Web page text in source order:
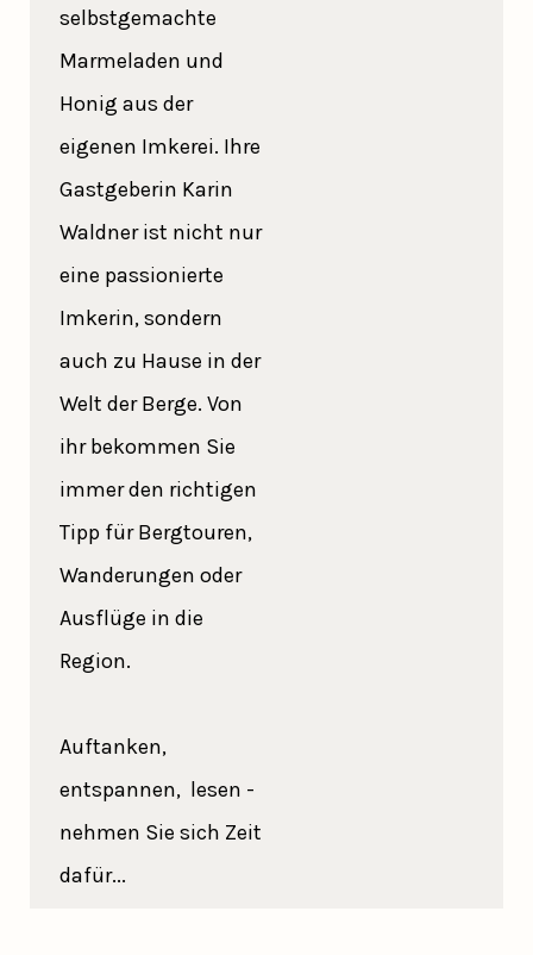
selbstgemachte
Marmeladen und
Honig aus der
eigenen Imkerei. Ihre
Gastgeberin Karin
Waldner ist nicht nur
eine passionierte
Imkerin, sondern
auch zu Hause in der
Welt der Berge. Von
ihr bekommen Sie
immer den richtigen
Tipp für Bergtouren,
Wanderungen oder
Ausflüge in die
Region.
Auftanken,
entspannen, lesen -
nehmen Sie sich Zeit
dafür...